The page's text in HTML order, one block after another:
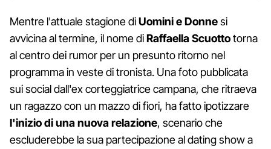
Mentre l'attuale stagione diUomini e Donnesi
avvicina al termine, il nome diRaffaella Scuottotorna
al centro dei rumor per un presunto ritorno nel
programma in veste di tronista. Una foto pubblicata
sui social dall'ex corteggiatrice campana, che ritraeva
un ragazzo con un mazzo di fiori, ha fatto ipotizzare
l'inizio di una nuova relazione, scenario che
escluderebbe la sua partecipazione al dating show a